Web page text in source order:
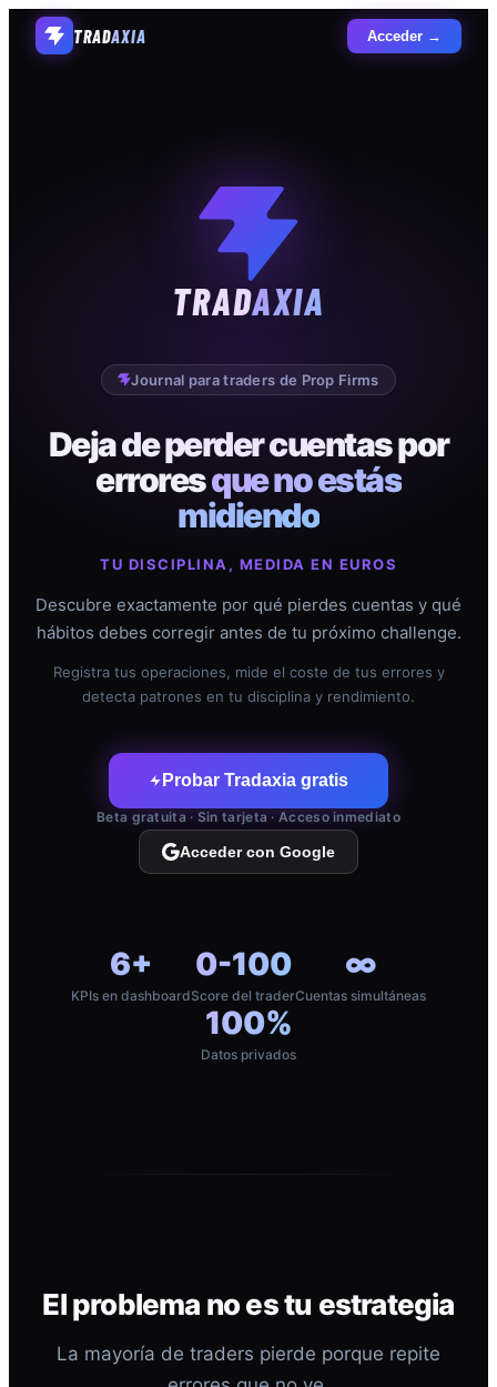
TRADAXIA Acceder →
TRADAXIA
Journal para traders de Prop Firms
Deja de perder cuentas por
erroresque no estás
midiendo
TU DISCIPLINA, MEDIDA EN EUROS
Descubre exactamente por qué pierdes cuentas y qué
hábitos debes corregir antes de tu próximo challenge.
Registra tus operaciones, mide el coste de tus errores y
detecta patrones en tu disciplina y rendimiento.
Probar Tradaxia gratis
Beta gratuita · Sin tarjeta · Acceso inmediato
Acceder con Google
6+
KPIs en dashboard
0-100
Score del trader
∞
Cuentas simultáneas
100%
Datos privados
El problema no es tu estrategia
La mayoría de traders pierde porque repite